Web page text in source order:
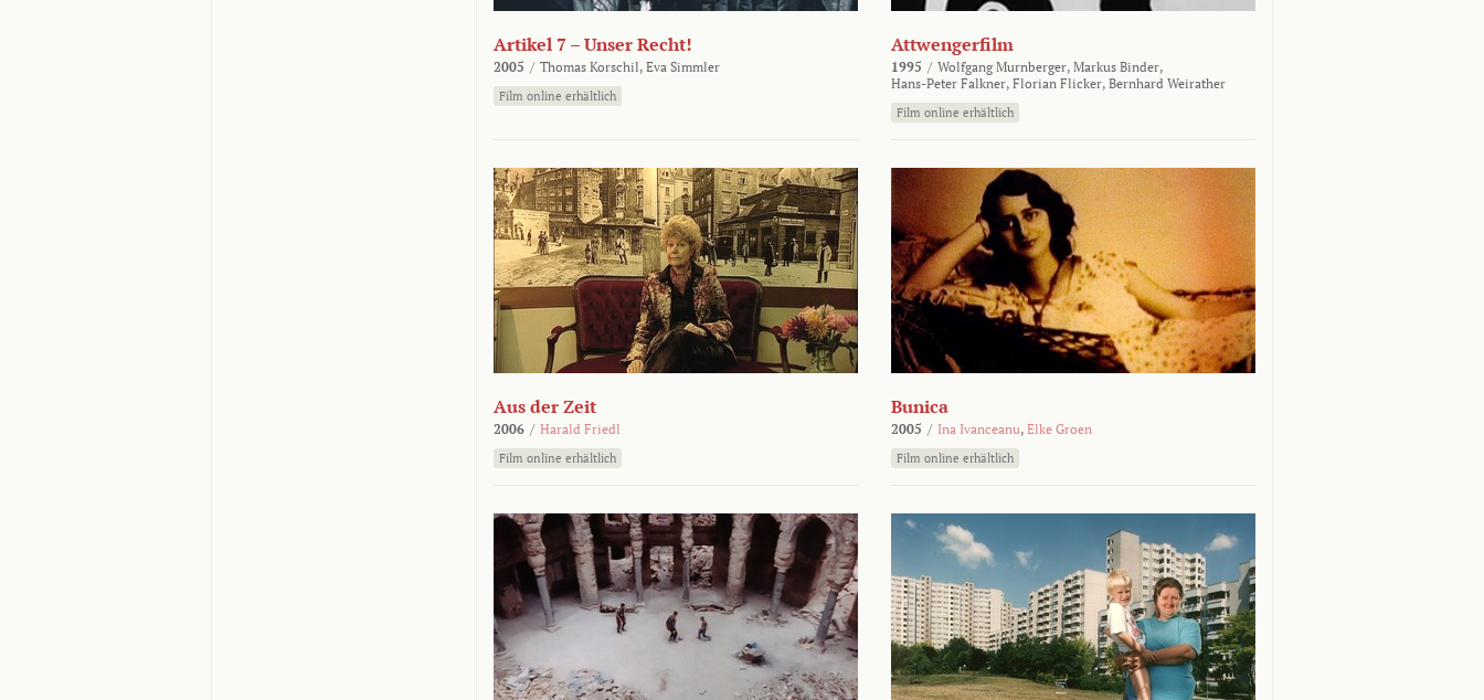
Artikel 7 – Unser Recht!
2005 / Thomas Korschil, Eva Simmler
Film online erhältlich
Attwengerfilm
1995 / Wolfgang Murnberger, Markus Binder,
Hans-Peter Falkner, Florian Flicker, Bernhard Weirather
Film online erhältlich
Aus der Zeit
2006 / Harald Friedl
Film online erhältlich
Bunica
2005 / Ina Ivanceanu, Elke Groen
Film online erhältlich